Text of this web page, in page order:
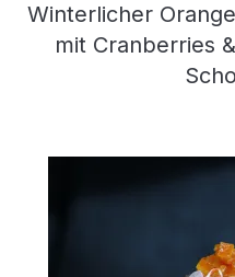
Winterlicher
mit Cranberries